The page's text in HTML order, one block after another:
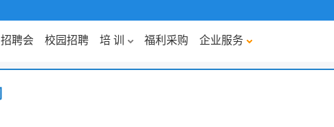
招聘会 校园招聘 培 训 福利采购 企业服务